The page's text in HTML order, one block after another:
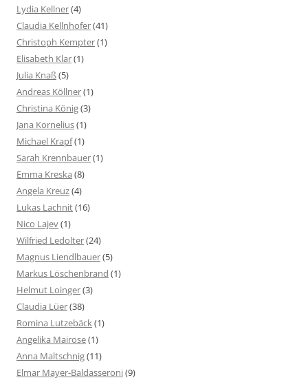
Lydia Kellner(4)
Claudia Kellnhofer(41)
Christoph Kempter(1)
Elisabeth Klar(1)
Julia Knaß(5)
Andreas Köllner(1)
Christina König(3)
Jana Kornelius(1)
Michael Krapf(1)
Sarah Krennbauer(1)
Emma Kreska (8)
Angela Kreuz(4)
Lukas Lachnit(16)
Nico Lajev(1)
Wilfried Ledolter(24)
Magnus Liendlbauer(5)
Markus Löschenbrand (1)
Helmut Loinger(3)
Claudia Lüer(38)
Romina Lutzebäck(1)
Angelika Mairose(1)
Anna Maltschnig(11)
Elmar Mayer-Baldasseroni(9)